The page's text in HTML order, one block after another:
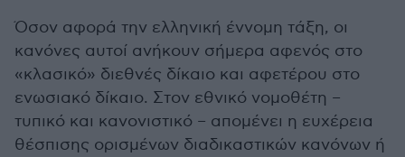
Όσον αφορά την ελληνική έννομη τάξη, οι
κανόνες αυτοί ανήκουν σήμερα αφενός στο
«κλασικό» διεθνές δίκαιο και αφετέρου στο
ενωσιακό δίκαιο. Στον εθνικό νομοθέτη –
τυπικό και κανονιστικό – απομένει η ευχέρεια
θέσπισης ορισμένων διαδικαστικών κανόνων ή